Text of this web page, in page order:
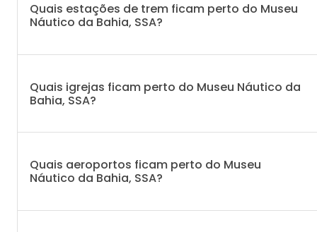
Quais estações de trem ficam perto do Museu
Náutico da Bahia, SSA?
Quais igrejas ficam perto do Museu Náutico da
Bahia, SSA?
Quais aeroportos ficam perto do Museu
Náutico da Bahia, SSA?